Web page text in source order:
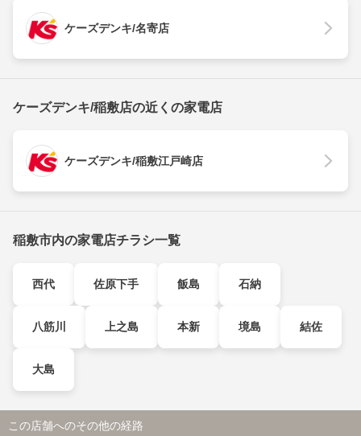
ケーズデンキ/名寄店
ケーズデンキ/稲敷店の近くの家電店
ケーズデンキ/稲敷江戸崎店
稲敷市内の家電店チラシ一覧
西代 佐原下手 飯島 石納
八筋川 上之島 本新 境島 結佐
大島
この店舗へのその他の経路